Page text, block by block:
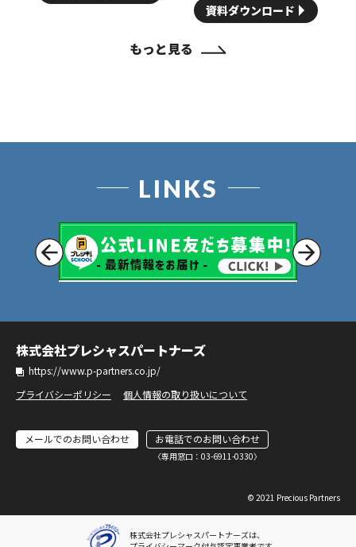
資料ダウンロード
もっと見る
LINKS
株式会社プレシャスパートナーズ
https://www.p-partners.co.jp/
プライバシーポリシー
個人情報の取り扱いについて
メールでのお問い合わせ お電話でのお問い合わせ
〈専⽤窓⼝：03-6911-0330〉
© 2021 Precious Partners
株式会社プレシャスパートナーズは、